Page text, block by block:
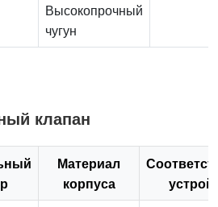
Высокопрочный
чугун
клапан
Материал
корпуса